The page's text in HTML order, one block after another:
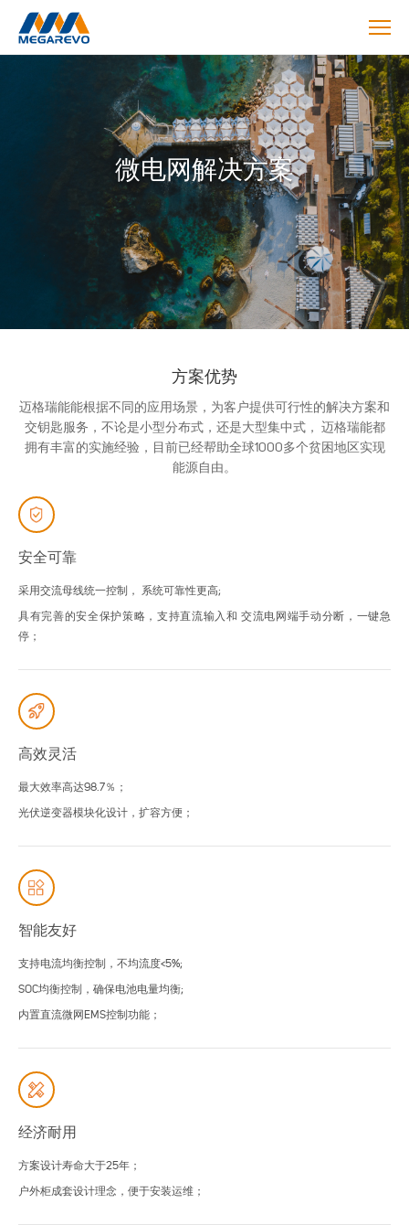
微电网解决方案
方案优势
迈格瑞能能根据不同的应用场景，为客户提供可行性的解决方案和
交钥匙服务，不论是小型分布式，还是大型集中式， 迈格瑞能都
拥有丰富的实施经验，目前已经帮助全球1000多个贫困地区实现
能源自由。
安全可靠
采用交流母线统一控制， 系统可靠性更高;
具有完善的安全保护策略，支持直流输入和 交流电网端手动分断，一键急
停；
高效灵活
最大效率高达98.7％；
光伏逆变器模块化设计，扩容方便；
智能友好
支持电流均衡控制，不均流度<5%;
SOC均衡控制，确保电池电量均衡;
内置直流微网EMS控制功能；
经济耐用
方案设计寿命大于25年；
户外柜成套设计理念，便于安装运维；